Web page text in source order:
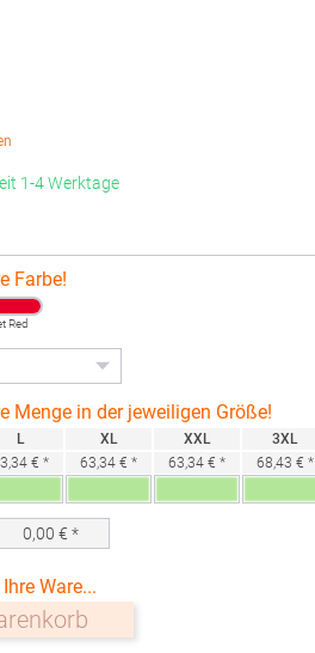
1-4 Werktage
Farbe!
Red
Menge in der jeweiligen Größe!
L
€ *
XL
63,34 € *
XXL
63,34 € *
3XL
68,43 € *
0,00 € *
Ware...